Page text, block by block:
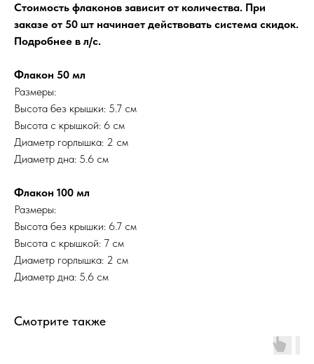
Стоимость флаконов зависит от количества. При
заказе от 50 шт начинает действовать система скидок.
Подробнее в л/с.
Флакон 50 мл
Размеры:
Высота без крышки: 5.7 см
Высота с крышкой: 6 см
Диаметр горлышка: 2 см
Диаметр дна: 5.6 см
Флакон 100 мл
Размеры:
Высота без крышки: 6.7 см
Высота с крышкой: 7 см
Диаметр горлышка: 2 см
Диаметр дна: 5.6 см
Смотрите также